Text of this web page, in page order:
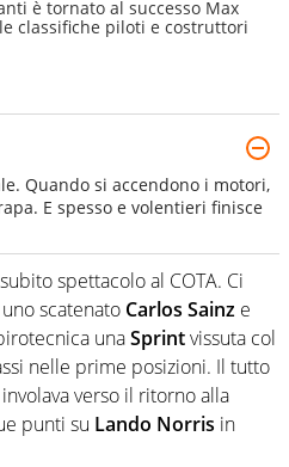
è tornato al successo Max
classifiche piloti e costruttori
Quando si accendono i motori,
E spesso e volentieri finisce
spettacolo al COTA. Ci
scatenato Carlos Sainz e
unaSprintvissuta col
nelle prime posizioni. Il tutto
verso il ritorno alla
punti su Lando Norris in